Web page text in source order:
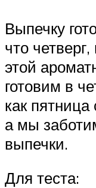
Выпечку
что
этой
готовим в
как пятница
а мы
выпечки.
Для теста: